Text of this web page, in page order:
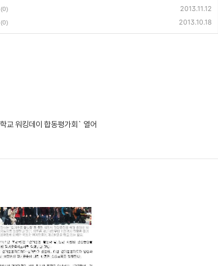
(0) 2013.11.12
(0) 2013.10.18
교 워킹데이 합동평가회` 열어